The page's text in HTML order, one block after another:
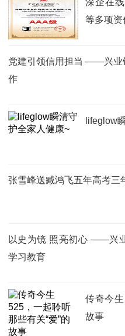
深企在
等多项资
党建引领信用担当 ——兴业
作
lifeglow
张雪峰送臧鸿飞五年高考三
以史为镜 照亮初心 ——兴
学习教育
传奇今
故事